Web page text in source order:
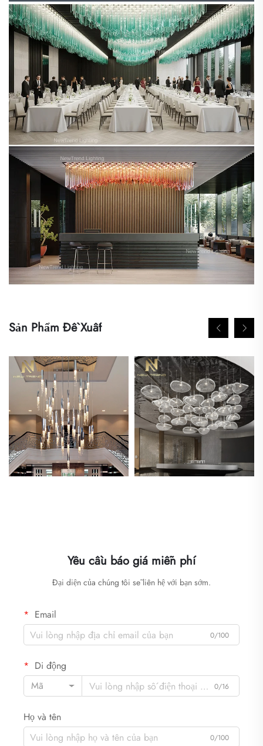
Sản Phẩm Đề Xuất
Yêu cầu báo giá miễn phí
Đại diện của chúng tôi sẽ liên hệ với bạn sớm.
Email
0/100
Di động
Mã
0/16
Họ và tên
0/100